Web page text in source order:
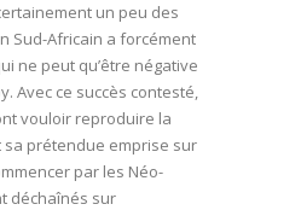
un peu des
Sud-Africain a forcément
ne peut qu’être négative
Avec ce succès contesté,
vouloir reproduire la
sa prétendue emprise sur
par les Néo-
déchaînés sur